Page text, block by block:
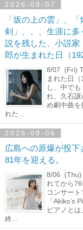
2026-08-07
「坂の上の雲」、「
剣」、、、生涯に多
説を残した、小説家
郎が生まれた日（
8/07 (Fri)
まれた日
し、中で
れ、久石
め劇中曲を
れた...
2026-08-06
広島への原爆が投下
81年を迎える。
8/06 (Thu)
れてから
コンサー
「Akiko’s
ピアノと
終...